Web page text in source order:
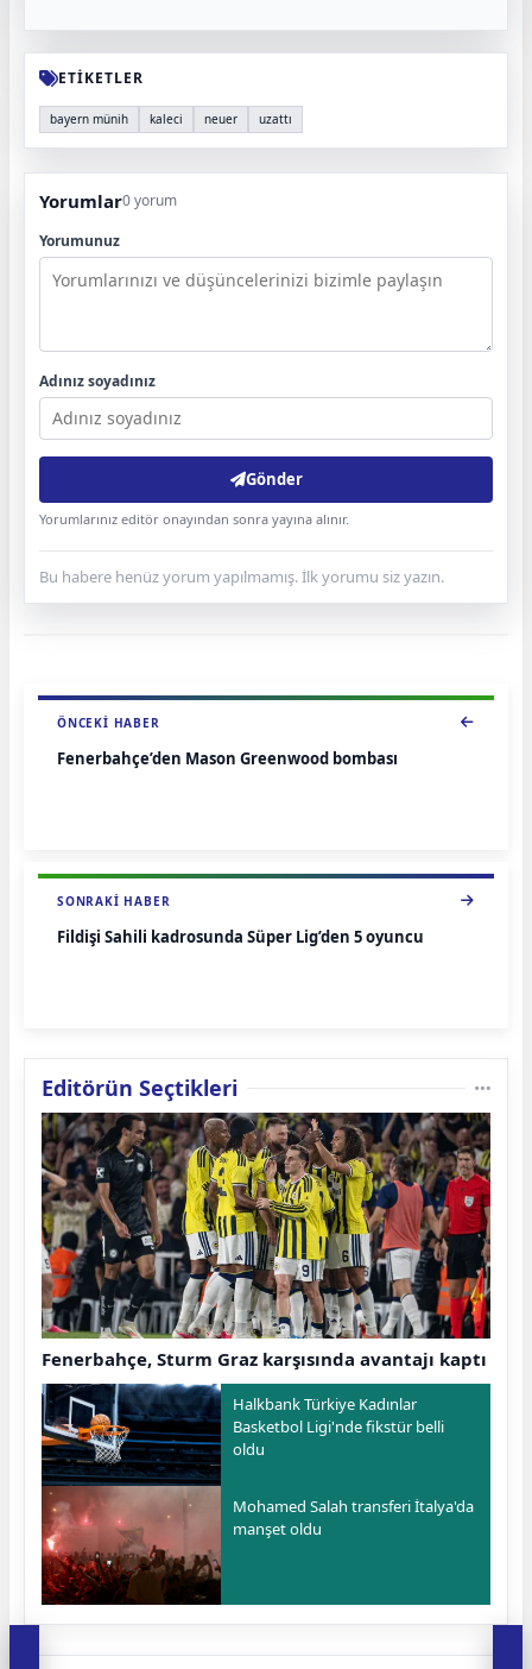
ETİKETLER
bayern münih kaleci neuer uzattı
Yorumlar0 yorum
Yorumunuz
Adınız soyadınız
Gönder
Yorumlarınız editör onayından sonra yayına alınır.
Bu habere henüz yorum yapılmamış. İlk yorumu siz yazın.
ÖNCEKI HABER
Fenerbahçe’den Mason Greenwood bombası
SONRAKI HABER
Fildişi Sahili kadrosunda Süper Lig’den 5 oyuncu
Editörün Seçtikleri
Fenerbahçe, Sturm Graz karşısında avantajı kaptı
Halkbank Türkiye Kadınlar
Basketbol Ligi'nde fikstür belli
oldu
Mohamed Salah transferi İtalya'da
manşet oldu